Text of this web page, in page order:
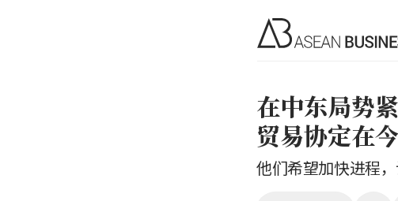
在中东局势
贸易协定在
他们希望加快进程